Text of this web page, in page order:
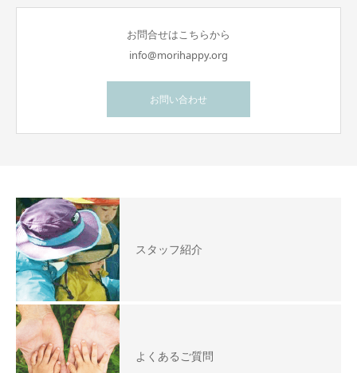
お問合せはこちらから
info@morihappy.org
お問い合わせ
スタッフ紹介
よくあるご質問